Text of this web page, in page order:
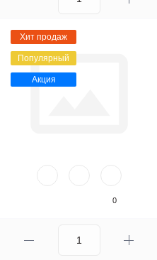
Хит продаж
Популярный
Акция
0